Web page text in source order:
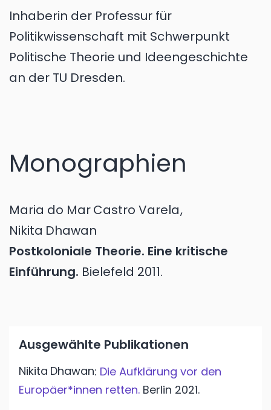
Inhaberin der Professur für
Politikwissenschaft mit Schwerpunkt
Politische Theorie und Ideengeschichte
an der TU Dresden.
Monographien
Maria do MarCastro Varela,
Nikita Dhawan
Postkoloniale Theorie. Eine kritische
Einführung. Bielefeld 2011.
Ausgewählte Publikationen
Nikita Dhawan: Die Aufklärung vor den
Europäer*innen retten. Berlin 2021.